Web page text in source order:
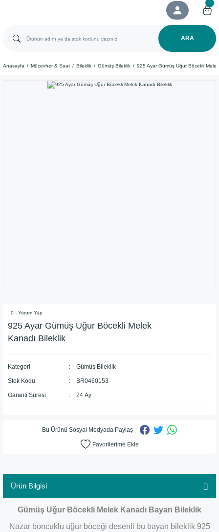
ARA
Anasayfa Mücevher & Saat Bileklik Gümüş Bileklik 925 Ayar Gümüş Uğur Böcekli
0 - Yorum Yap
925 Ayar Gümüş Uğur Böcekli Melek
Kanadı Bileklik
Kategori Gümüş Bileklik
Stok Kodu BR0460153
Garanti Süresi 24 Ay
Bu Ürünü Sosyal Medyada Paylaş
Ürün Bilgisi
Gümüş Uğur Böcekli Melek Kanadı Bayan Bileklik
Nazar boncuklu uğur böceği desenli bu bayan bileklik 925